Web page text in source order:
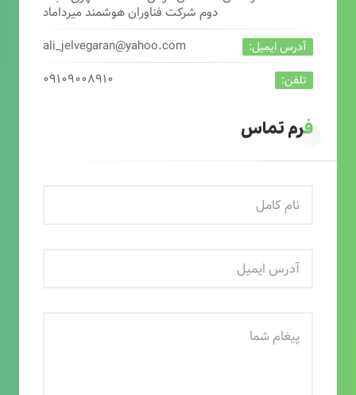
دوم شرکت فناوران هوشمند میرداماد
آدرس ایمیل: ali_jelvegaran@yahoo.com
تلفن: ۰۹۱۰۹۰۰۸۹۱۰
فرم تماس